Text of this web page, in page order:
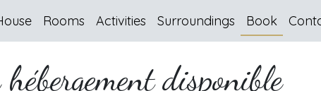
Rooms Activities Surroundings Book
disponible